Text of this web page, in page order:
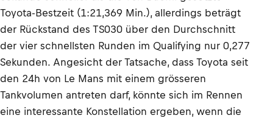
Toyota-Bestzeit (1:21,369 Min.), allerdings beträgt
der Rückstand des TS030 über den Durchschnitt
der vier schnellsten Runden im Qualifying nur 0,277
Sekunden. Angesicht der Tatsache, dass Toyota seit
den 24h von Le Mans mit einem grösseren
Tankvolumen antreten darf, könnte sich im Rennen
eine interessante Konstellation ergeben, wenn die